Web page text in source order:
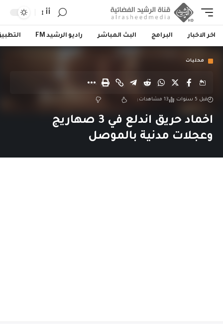
أأ
اخر الاخبار البرامج البث المباشر راديو الرشيد FM
محليات
قبل 5 سنوات 13 مشاهدات
اخماد حريق اندلع في 3 صهاريج
وعجلات مدنية بالموصل